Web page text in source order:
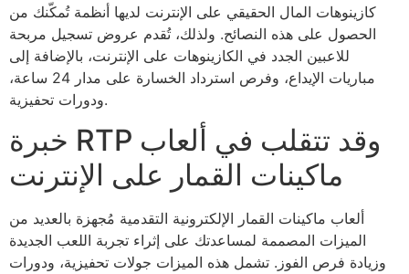
كازينوهات المال الحقيقي على الإنترنت لديها أنظمة تُمكّنك من
الحصول على هذه النصائح. ولذلك، تُقدم عروض تسجيل مربحة
للاعبين الجدد في الكازينوهات على الإنترنت، بالإضافة إلى
مباريات الإيداع، وفرص استرداد الخسارة على مدار 24 ساعة،
ودورات تحفيزية.
خبرة RTP وقد تتقلب في ألعاب
ماكينات القمار على الإنترنت
ألعاب ماكينات القمار الإلكترونية التقدمية مُجهزة بالعديد من
الميزات المصممة لمساعدتك على إثراء تجربة اللعب الجديدة
وزيادة فرص الفوز. تشمل هذه الميزات جولات تحفيزية، ودورات